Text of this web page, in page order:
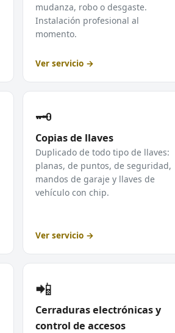
mudanza, robo o desgaste.
Instalación profesional al
momento.
Ver servicio →
🗝️
Copias de llaves
Duplicado de todo tipo de llaves:
planas, de puntos, de seguridad,
mandos de garaje y llaves de
vehículo con chip.
Ver servicio →
📲
Cerraduras electrónicas y
control de accesos